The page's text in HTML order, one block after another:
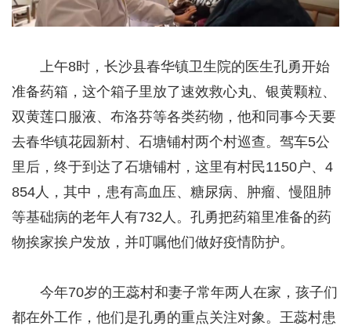
上午8时，长沙县春华镇卫生院的医生孔勇开始
准备药箱，这个箱子里放了速效救心丸、银黄颗粒、
双黄莲口服液、布洛芬等各类药物，他和同事今天要
去春华镇花园新村、石塘铺村两个村巡查。驾车5公
里后，终于到达了石塘铺村，这里有村民1150户、4
854人，其中，患有高血压、糖尿病、肿瘤、慢阻肺
等基础病的老年人有732人。孔勇把药箱里准备的药
物挨家挨户发放，并叮嘱他们做好疫情防护。
今年70岁的王蕊村和妻子常年两人在家，孩子们
都在外工作，他们是孔勇的重点关注对象。王蕊村患